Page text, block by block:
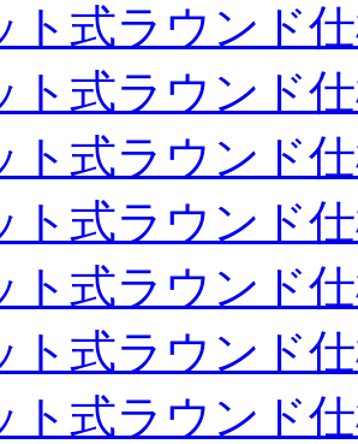
ト式ラウンド
ト式ラウンド
ト式ラウンド
ト式ラウンド
ト式ラウンド
ト式ラウンド
ト式ラウンド